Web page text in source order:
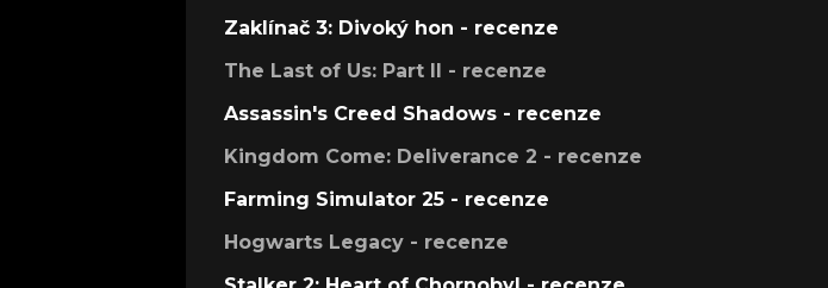
Zaklínač 3: Divoký hon - recenze
The Last of Us: Part II - recenze
Assassin's Creed Shadows - recenze
Kingdom Come: Deliverance 2 - recenze
Farming Simulator 25 - recenze
Hogwarts Legacy - recenze